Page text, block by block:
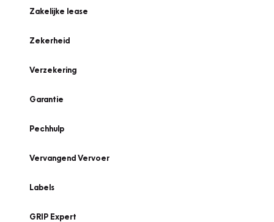
Zakelijke lease
Zekerheid
Verzekering
Garantie
Pechhulp
Vervangend Vervoer
Labels
GRIP Expert